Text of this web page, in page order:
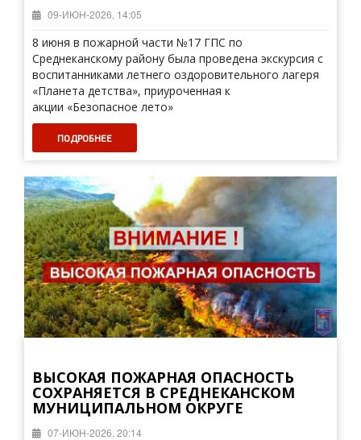
09-ИЮН-2026, 14:05
8 июня в пожарной части №17 ГПС по
Среднеканскому району была проведена экскурсия с
воспитанниками летнего оздоровительного лагеря
«Планета детства», приуроченная к
акции «Безопасное лето»
ПОДРОБНЕЕ
ВЫСОКАЯ ПОЖАРНАЯ ОПАСНОСТЬ
СОХРАНЯЕТСЯ В СРЕДНЕКАНСКОМ
МУНИЦИПАЛЬНОМ ОКРУГЕ
07-ИЮН-2026, 20:14